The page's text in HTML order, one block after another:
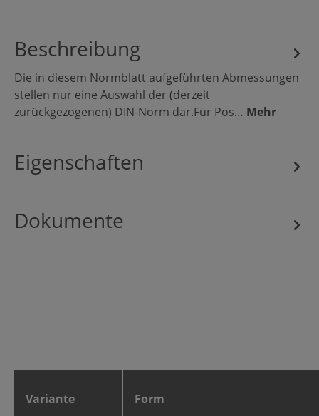
Beschreibung
Die in diesem Normblatt aufgeführten Abmessungen
stellen nur eine Auswahl der (derzeit
zurückgezogenen) DIN-Norm dar.Für Pos… Mehr
Eigenschaften
Dokumente
Variante Form